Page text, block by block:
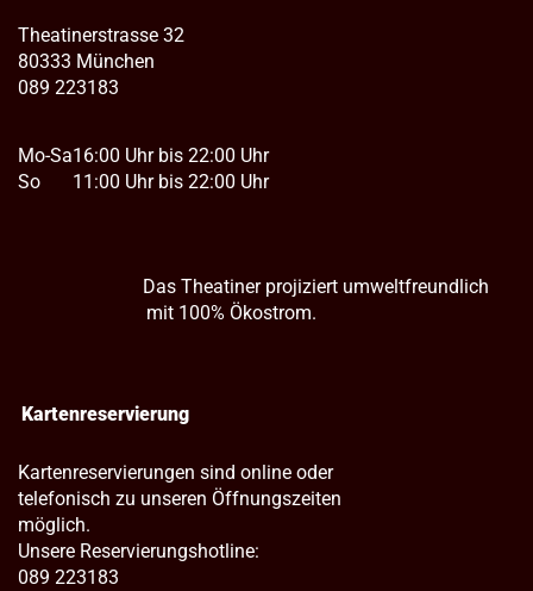
Theatinerstrasse 32
80333 München
089 223183
Mo-Sa
So
16:00 Uhr bis 22:00 Uhr
11:00 Uhr bis 22:00 Uhr
Das Theatiner projiziert umweltfreundlich
mit 100% Ökostrom.
Kartenreservierung
Kartenreservierungen sind online oder
telefonisch zu unseren Öffnungszeiten
möglich.
Unsere Reservierungshotline:
089 223183